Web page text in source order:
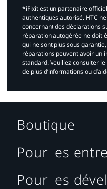
*iFixit est un partenaire
authentiques autorisé. HTC
concernant des déclarations
réparation autogérée ne doit
qui ne sont plus sous
réparations peuvent avoir un
standard. Veuillez consulter le
de plus d’informations ou
Boutique
Pour les
Pour les